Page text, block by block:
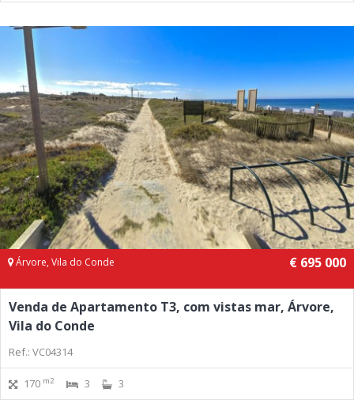
Árvore, Vila do Conde € 695 000
Venda de Apartamento T3, com vistas mar, Árvore,
Vila do Conde
Ref.: VC04314
170 m2 3 3